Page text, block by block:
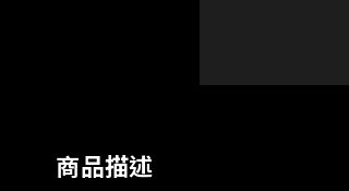
商品描述